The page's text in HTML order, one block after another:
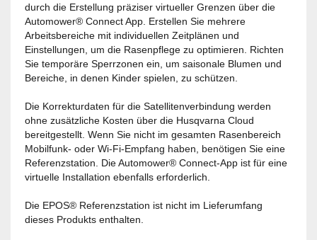
durch die Erstellung präziser virtueller Grenzen über die
Automower® Connect App. Erstellen Sie mehrere
Arbeitsbereiche mit individuellen Zeitplänen und
Einstellungen, um die Rasenpflege zu optimieren. Richten
Sie temporäre Sperrzonen ein, um saisonale Blumen und
Bereiche, in denen Kinder spielen, zu schützen.
Die Korrekturdaten für die Satellitenverbindung werden
ohne zusätzliche Kosten über die Husqvarna Cloud
bereitgestellt. Wenn Sie nicht im gesamten Rasenbereich
Mobilfunk- oder Wi-Fi-Empfang haben, benötigen Sie eine
Referenzstation. Die Automower® Connect-App ist für eine
virtuelle Installation ebenfalls erforderlich.
Die EPOS® Referenzstation ist nicht im Lieferumfang
dieses Produkts enthalten.